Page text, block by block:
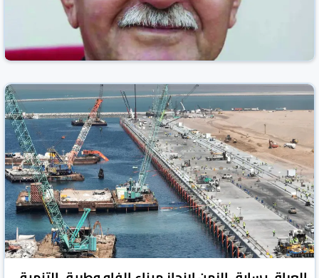
التأمين والمخاطر
جريدة الصباح العراقية العراق 17 آذار/مارس 2025